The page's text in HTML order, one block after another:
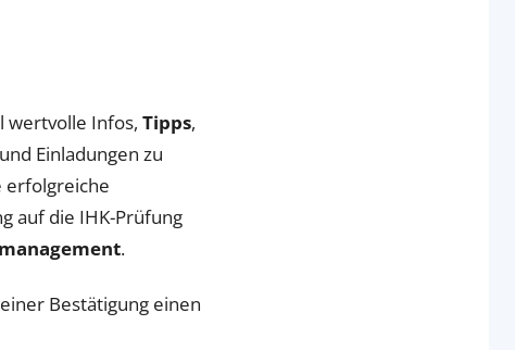
wertvolle Infos, Tipps,
Einladungen zu
erfolgreiche
auf die IHK-Prüfung
.
Bestätigung einen